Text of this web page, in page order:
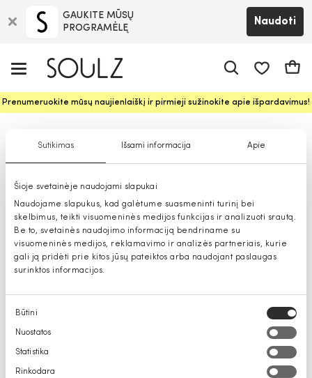
Sutikimas Išsami informacija Apie
Šioje svetainėje naudojami slapukai
Naudojame slapukus, kad galėtume suasmeninti turinį bei
skelbimus, teikti visuomeninės medijos funkcijas ir analizuoti srautą.
Be to, svetainės naudojimo informaciją bendriname su
visuomeninės medijos, reklamavimo ir analizės partneriais, kurie
gali ją pridėti prie kitos jūsų pateiktos arba naudojant paslaugas
surinktos informacijos.
Sutikimo
pasirinkimas
Būtini
Nuostatos
Statistika
Rinkodara
GAUKITE MŪSŲ
PROGRAMĖLĘ
Naudoti
Prenumeruokite mūsų naujienlaiškį ir pirmieji sužinokite apie išpardavimus!
Avalynė mergaitėms